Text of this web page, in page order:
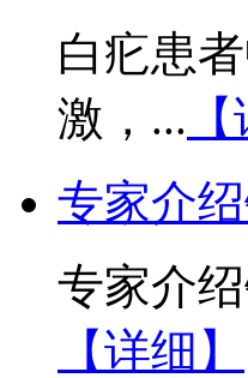
白疕患
激，...
专家介
专家介
【详细】